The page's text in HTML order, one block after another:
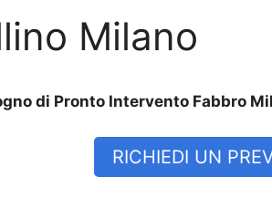
Milano
di Pronto Intervento Fabbro
RICHIEDI UN